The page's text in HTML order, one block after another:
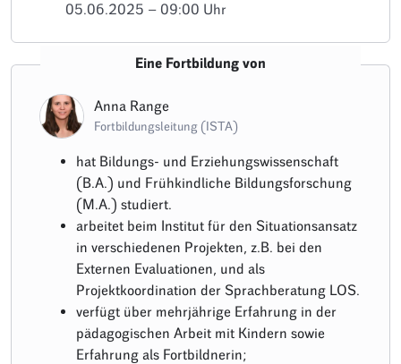
05.06.2025 – 09:00 Uhr
Eine Fortbildung von
Anna Range
Fortbildungsleitung (ISTA)
hat Bildungs- und Erziehungswissenschaft
(B.A.) und Frühkindliche Bildungsforschung
(M.A.) studiert.
arbeitet beim Institut für den Situationsansatz
in verschiedenen Projekten, z.B. bei den
Externen Evaluationen, und als
Projektkoordination der Sprachberatung LOS.
verfügt über mehrjährige Erfahrung in der
pädagogischen Arbeit mit Kindern sowie
Erfahrung als Fortbildnerin;